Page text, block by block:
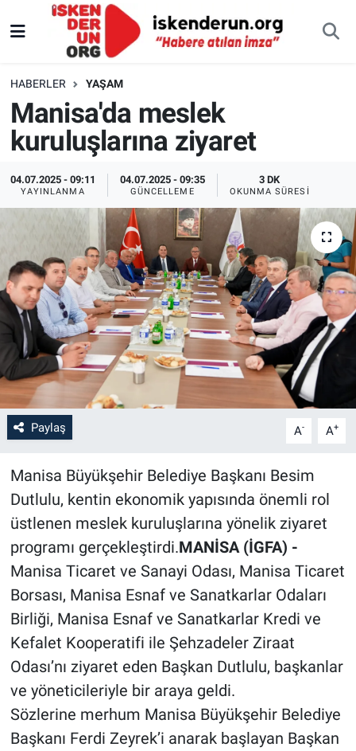
HABERLER YAŞAM
Manisa'da meslek
kuruluşlarına ziyaret
04.07.2025 - 09:11
YAYINLANMA
04.07.2025 - 09:35
GÜNCELLEME
3 DK
OKUNMA SÜRESI
Paylaş A- A+
Manisa Büyükşehir Belediye Başkanı Besim
Dutlulu, kentin ekonomik yapısında önemli rol
üstlenen meslek kuruluşlarına yönelik ziyaret
programı gerçekleştirdi.MANİSA (İGFA) -
Manisa Ticaret ve Sanayi Odası, Manisa Ticaret
Borsası, Manisa Esnaf ve Sanatkarlar Odaları
Birliği, Manisa Esnaf ve Sanatkarlar Kredi ve
Kefalet Kooperatifi ile Şehzadeler Ziraat
Odası’nı ziyaret eden Başkan Dutlulu, başkanlar
ve yöneticileriyle bir araya geldi.
Sözlerine merhum Manisa Büyükşehir Belediye
Başkanı Ferdi Zeyrek’i anarak başlayan Başkan